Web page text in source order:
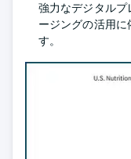
強力なデジタル
ージングの活用
す。